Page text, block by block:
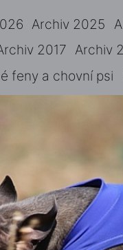
Archiv 2025
2017 Archiv
feny a chovní psi